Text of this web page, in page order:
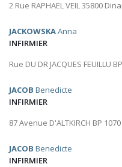
2 Rue RAPHAEL VEIL 35800
JACKOWSKAAnna
INFIRMIER
Rue DU DR JACQUES FEUILLU
JACOB Benedicte
INFIRMIER
87 Avenue D'ALTKIRCH BP
JACOB Benedicte
INFIRMIER